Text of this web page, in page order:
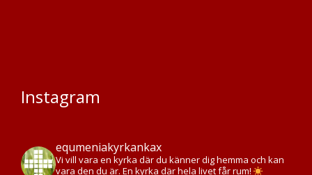
Instagram
equmeniakyrkankax
Vi vill vara en kyrka där du känner dig hemma och kan
vara den du är. En kyrka där hela livet får rum!